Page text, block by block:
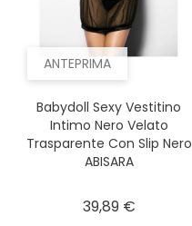
ANTEPRIMA
Babydoll Sexy Vestitino
Intimo Nero Velato
Trasparente Con Slip Nero
ABISARA
39,89 €Prezzo